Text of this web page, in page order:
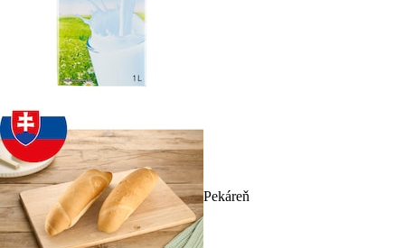
Pekáreň